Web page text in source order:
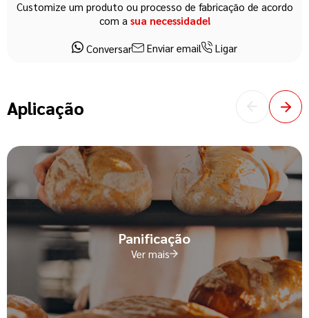
Customize um produto ou processo de fabricação de acordo
com a sua necessidade!
Conversar Enviar email Ligar
Aplicação
Panificação
Ver mais